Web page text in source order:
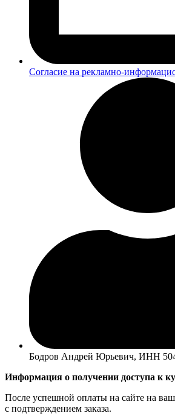
Согласие на рекламно-
Бодров Андрей Юрьевич, ИНН
Информация о получении доступа к
После успешной оплаты на сайте на
с подтверждением заказа.